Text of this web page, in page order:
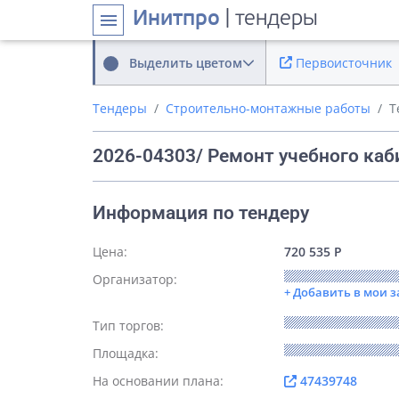
menu Инитпро | тендеры
Выделить цветом Первоисточник
Тендеры Строительно-монтажные работы
2026-04303/ Ремонт учебного
Информация по тендеру
Цена:
720 535 Р
Организатор:
+ Добавить в мои
Тип торгов:
Площадка:
На основании плана:
47439748